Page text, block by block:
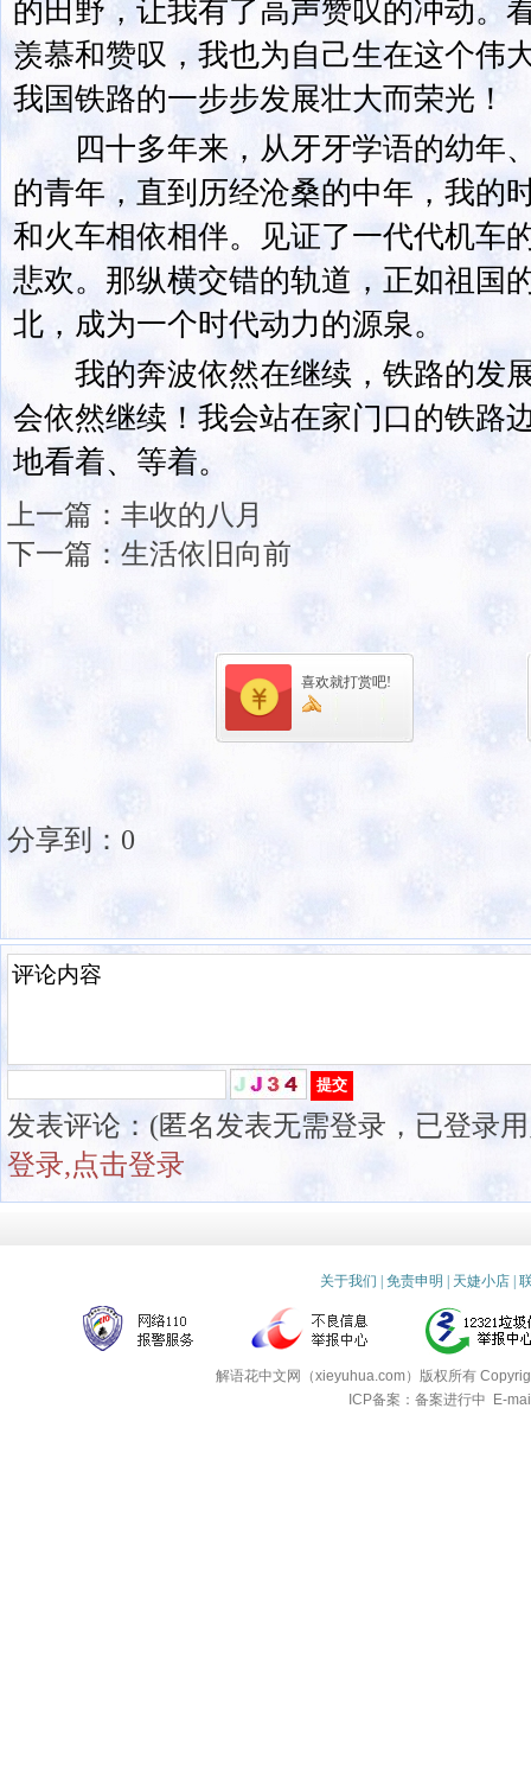
的田野，让我有了高声赞叹的冲动。
羡慕和赞叹，我也为自己生在这个伟
我国铁路的一步步发展壮大而荣光！
四十多年来，从牙牙学语的幼年
的青年，直到历经沧桑的中年，我的
和火车相依相伴。见证了一代代机车
悲欢。那纵横交错的轨道，正如祖国
北，成为一个时代动力的源泉。
我的奔波依然在继续，铁路的发
会依然继续！我会站在家门口的铁路
地看着、等着。
上一篇： 丰收的八月
下一篇： 生活依旧向前
喜欢就打赏吧!
分享到： 0
发表评论：(匿名发表无需登录，已登录
登录,点击登录
关于我们 免责申明 天婕小店
解语花中文网（xieyuhua.com）版权所有
ICP备案：备案进行中
E-